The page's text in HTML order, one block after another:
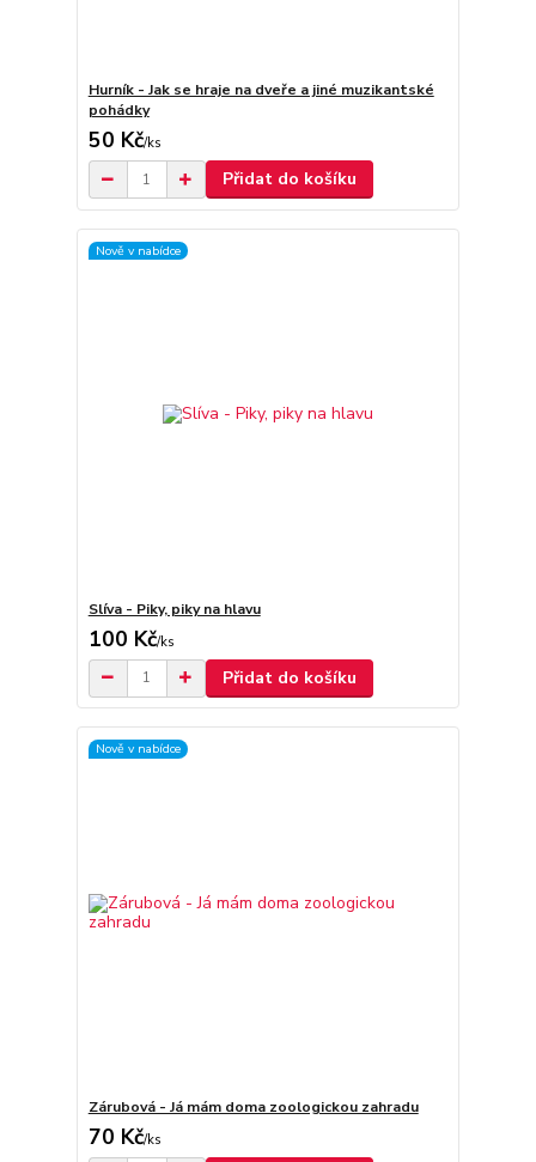
Hurník - Jak se hraje na dveře a jiné muzikantské
pohádky
50 Kč/ks
Přidat do košíku
Nově v nabídce
Slíva - Piky, piky na hlavu
100 Kč/ks
Přidat do košíku
Nově v nabídce
Zárubová - Já mám doma zoologickou zahradu
70 Kč/ks